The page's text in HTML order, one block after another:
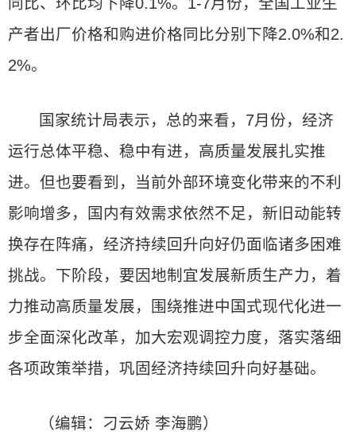
产者出厂价格和购进价格同比分别下降2.0%和2.
2%。
国家统计局表示，总的来看，7月份，经济
运行总体平稳、稳中有进，高质量发展扎实推
进。但也要看到，当前外部环境变化带来的不利
影响增多，国内有效需求依然不足，新旧动能转
换存在阵痛，经济持续回升向好仍面临诸多困难
挑战。下阶段，要因地制宜发展新质生产力，着
力推动高质量发展，围绕推进中国式现代化进一
步全面深化改革，加大宏观调控力度，落实落细
各项政策举措，巩固经济持续回升向好基础。
（编辑：刁云娇 李海鹏）